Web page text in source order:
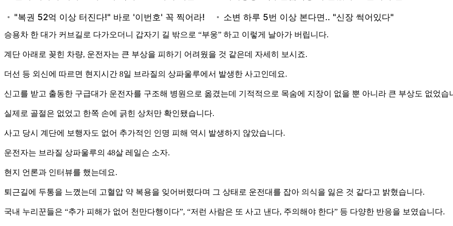
승용차 한 대가 커브길로 다가오더니 갑자기 길 밖으로 “부웅” 하고 이렇게 날아가 버립니다.
계단 아래로 꽂힌 차량, 운전자는 큰 부상을 피하기 어려웠을 것 같은데 자세히 보시죠.
더선 등 외신에 따르면 현지시간 8일 브라질의 상파울루에서 발생한 사고인데요.
신고를 받고 출동한 구급대가 운전자를 구조해 병원으로 옮겼는데 기적적으로 목숨에 지장이 없을 뿐 아니라 큰 부상도 없었습
실제로 골절은 없었고 한쪽 손에 긁힌 상처만 확인됐습니다.
사고 당시 계단에 보행자도 없어 추가적인 인명 피해 역시 발생하지 않았습니다.
운전자는 브라질 상파울루의 48살 레일슨 소자.
현지 언론과 인터뷰를 했는데요.
퇴근길에 두통을 느꼈는데 고혈압 약 복용을 잊어버렸다며 그 상태로 운전대를 잡아 의식을 잃은 것 같다고 밝혔습니다.
국내 누리꾼들은 “추가 피해가 없어 천만다행이다”, “저런 사람은 또 사고 낸다, 주의해야 한다” 등 다양한 반응을 보였습니다.